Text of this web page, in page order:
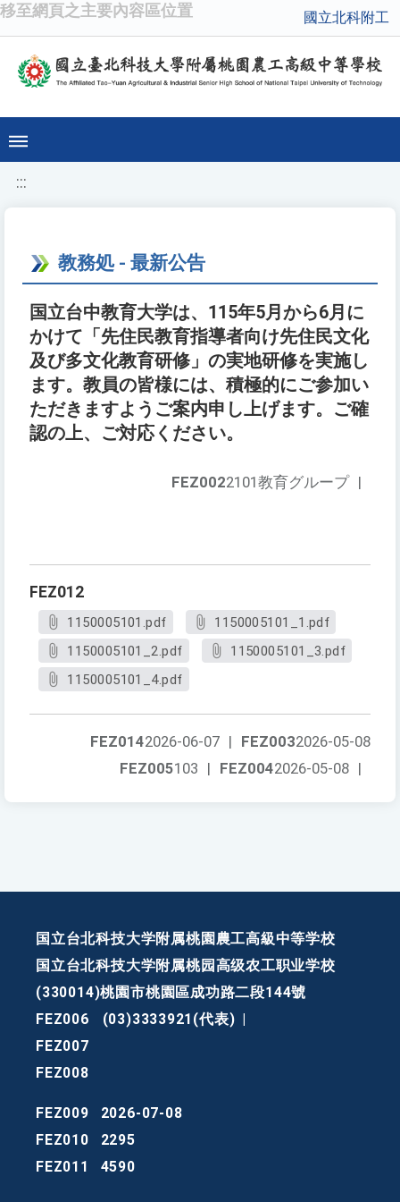
移至網頁之主要內容區位置 國立北科附工
:::
教務処 - 最新公告
国立台中教育大学は、115年5月から6月に
かけて「先住民教育指導者向け先住民文化
及び多文化教育研修」の実地研修を実施し
ます。教員の皆様には、積極的にご参加い
ただきますようご案内申し上げます。ご確
認の上、ご対応ください。
FEZ0022101教育グループ |
FEZ012
1150005101.pdf
1150005101_1.pdf
1150005101_2.pdf
1150005101_3.pdf
1150005101_4.pdf
FEZ0032026-05-08
FEZ0142026-06-07 |
FEZ0042026-05-08 |
FEZ005103 |
国立台北科技大学附属桃園農工高級中等学校
国立台北科技大学附属桃园高级农工职业学校
(330014)桃園市桃園區成功路二段144號
FEZ006
(03)3333921(代表)
FEZ007
FEZ008
FEZ009
2026-07-08
FEZ010
2295
FEZ011
4590